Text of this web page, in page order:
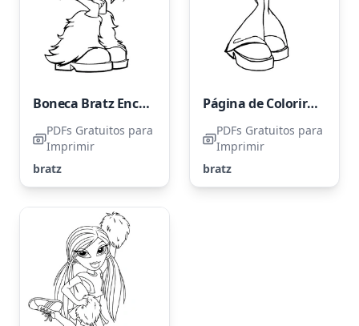
Boneca Bratz Encantadora
PDFs Gratuitos para
Imprimir
bratz
Página de Colorir das Bratz para Meninas
PDFs Gratuitos para
Imprimir
bratz